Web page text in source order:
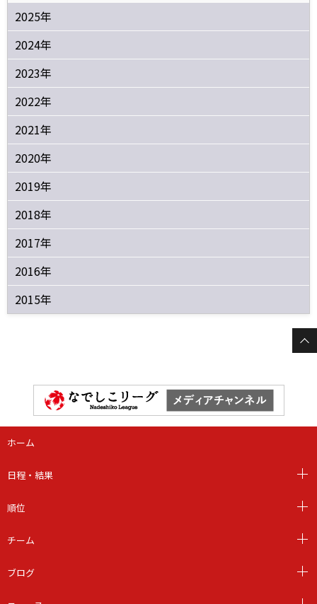
2025年
2024年
2023年
2022年
2021年
2020年
2019年
2018年
2017年
2016年
2015年
ホーム
日程・結果
順位
チーム
ブログ